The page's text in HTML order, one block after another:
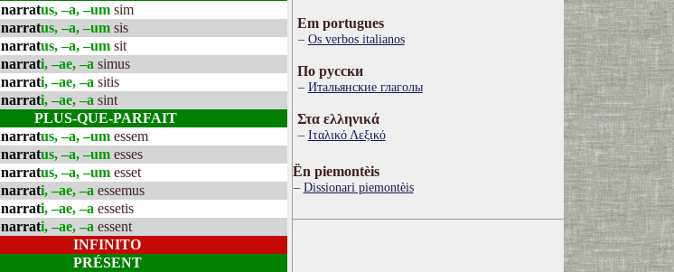
narratus, –a, –um sim
narratus, –a, –um sis
narratus, –a, –um sit
narrati, –ae, –a simus
narrati, –ae, –a sitis
narrati, –ae, –a sint
PLUS-QUE-PARFAIT
narratus, –a, –um essem
narratus, –a, –um esses
narratus, –a, –um esset
narrati, –ae, –a essemus
narrati, –ae, –a essetis
narrati, –ae, –a essent
INFINITO
PRÉSENT
Em portugues
Os verbos italianos
По русски
Итальянские глаголы
Στα ελληνικά
Ιταλικό Λεξικό
Ën piemontèis
Dissionari piemontèis